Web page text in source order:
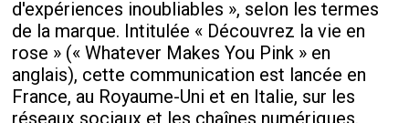
d'expériences inoubliables », selon les termes
de la marque. Intitulée « Découvrez la vie en
rose » (« Whatever Makes You Pink » en
anglais), cette communication est lancée en
France, au Royaume-Uni et en Italie, sur les
réseaux sociaux et les chaînes numériques.